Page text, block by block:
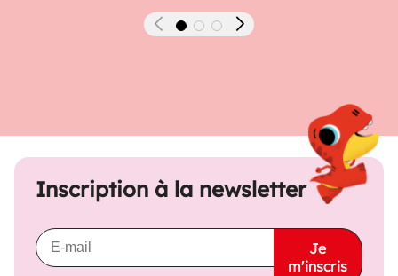
Précédent Suivant
Inscription à la newsletter
Je
m'inscris